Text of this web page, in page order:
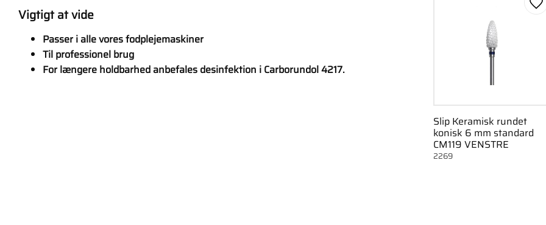
Vigtigt at vide
Passer i alle vores fodplejemaskiner
Til professionel brug
For længere holdbarhed anbefales desinfektion i Carborundol 4217.
Slip Keramisk rundet
konisk 6 mm standard
CM119 VENSTRE
2269